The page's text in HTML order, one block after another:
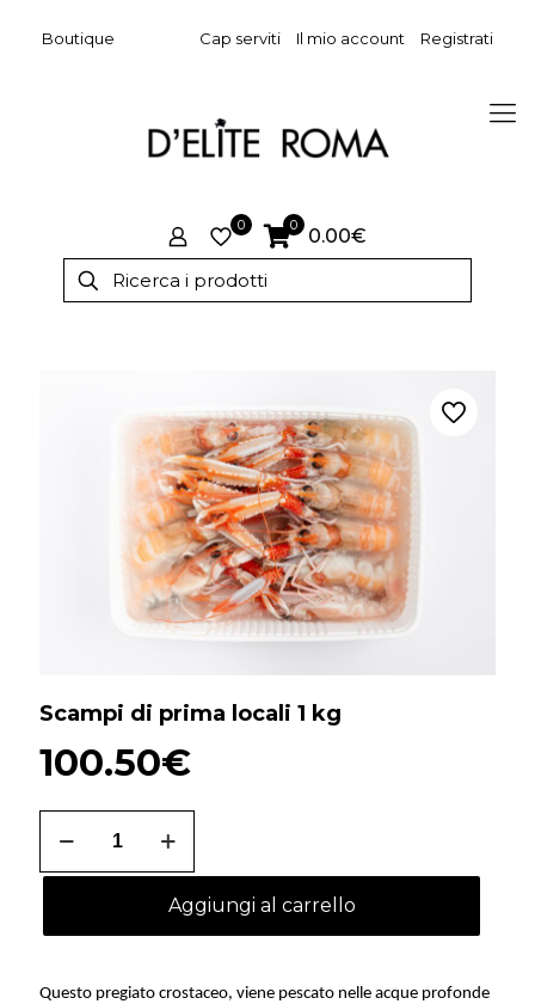
Boutique Cap serviti Il mio account Registrati
0 0 0.00€
Scampi di prima locali 1 kg
100.50€
kg
Aggiungi al carrello
Questo pregiato crostaceo, viene pescato nelle acque profonde